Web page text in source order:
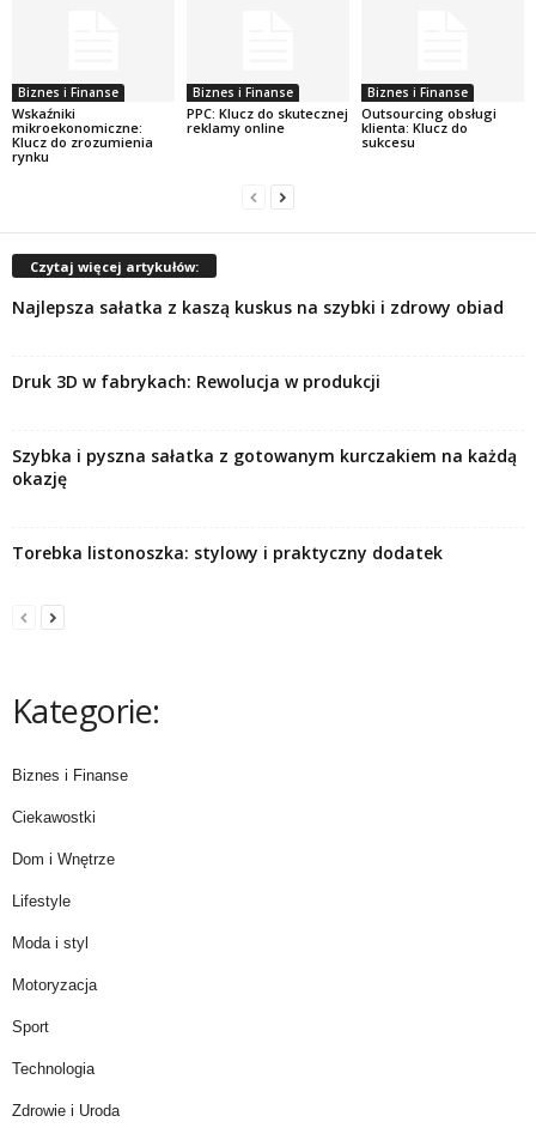
Biznes i Finanse
Wskaźniki
mikroekonomiczne:
Klucz do zrozumienia
rynku
Biznes i Finanse
PPC: Klucz do skutecznej
reklamy online
Biznes i Finanse
Outsourcing obsługi
klienta: Klucz do
sukcesu
Czytaj więcej artykułów:
Najlepsza sałatka z kaszą kuskus na szybki i zdrowy obiad
Druk 3D w fabrykach: Rewolucja w produkcji
Szybka i pyszna sałatka z gotowanym kurczakiem na każdą
okazję
Torebka listonoszka: stylowy i praktyczny dodatek
Kategorie:
Biznes i Finanse
Ciekawostki
Dom i Wnętrze
Lifestyle
Moda i styl
Motoryzacja
Sport
Technologia
Zdrowie i Uroda